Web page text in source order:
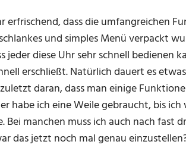
erfrischend, dass die umfangreichen
und simples Menü verpackt
jeder diese Uhr sehr schnell bedienen
erschließt. Natürlich dauert es
daran, dass man einige
habe ich eine Weile gebraucht, bis
Bei manchen muss ich auch nach fast
das jetzt noch mal genau